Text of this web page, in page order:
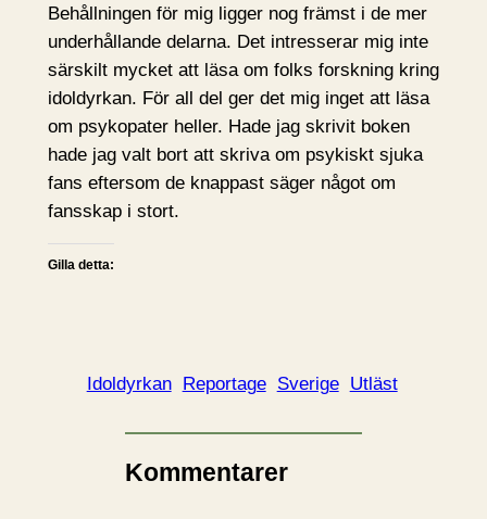
Behållningen för mig ligger nog främst i de mer
underhållande delarna. Det intresserar mig inte
särskilt mycket att läsa om folks forskning kring
idoldyrkan. För all del ger det mig inget att läsa
om psykopater heller. Hade jag skrivit boken
hade jag valt bort att skriva om psykiskt sjuka
fans eftersom de knappast säger något om
fansskap i stort.
Gilla detta:
Idoldyrkan Reportage Sverige Utläst
Kommentarer